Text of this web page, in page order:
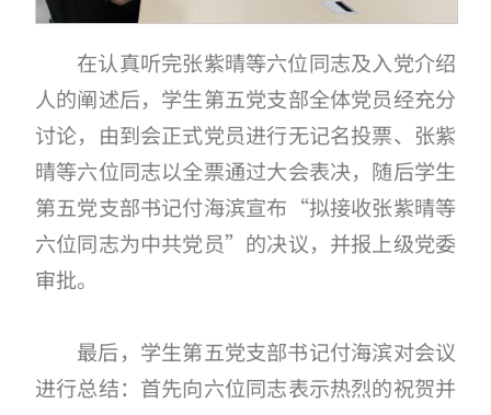
在认真听完张紫晴等六位同志及入党介绍
人的阐述后，学生第五党支部全体党员经充分
讨论，由到会正式党员进行无记名投票、张紫
晴等六位同志以全票通过大会表决，随后学生
第五党支部书记付海滨宣布“拟接收张紫晴等
六位同志为中共党员”的决议，并报上级党委
审批。
最后，学生第五党支部书记付海滨对会议
进行总结：首先向六位同志表示热烈的祝贺并